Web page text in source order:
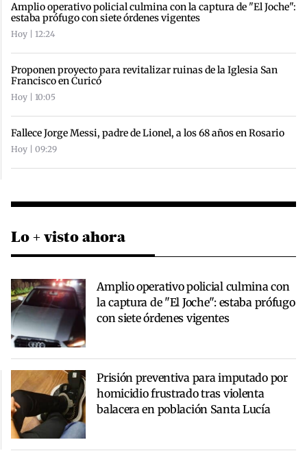
Amplio operativo policial culmina con la captura de "El Joche":
estaba prófugo con siete órdenes vigentes
Hoy | 12:24
Proponen proyecto para revitalizar ruinas de la Iglesia San
Francisco en Curicó
Hoy | 10:05
Fallece Jorge Messi, padre de Lionel, a los 68 años en Rosario
Hoy | 09:29
Lo + visto ahora
Amplio operativo policial culmina con
la captura de "El Joche": estaba prófugo
con siete órdenes vigentes
Prisión preventiva para imputado por
homicidio frustrado tras violenta
balacera en población Santa Lucía